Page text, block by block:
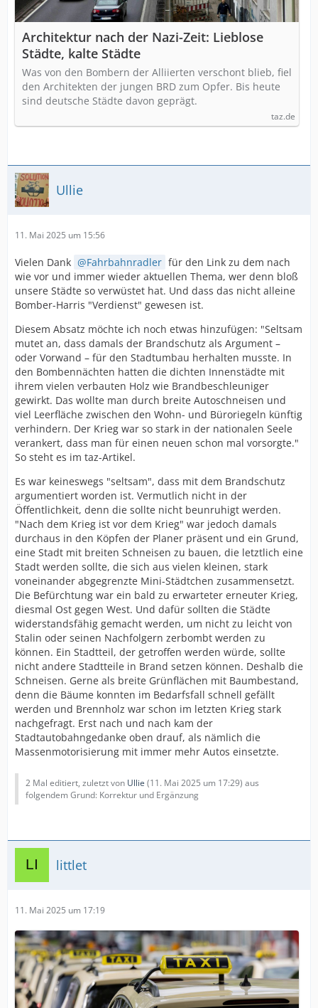
Architektur nach der Nazi-Zeit: Lieblose
Städte, kalte Städte
Was von den Bombern der Alliierten verschont blieb, fiel
den Architekten der jungen BRD zum Opfer. Bis heute
sind deutsche Städte davon geprägt.
taz.de
Ullie
11. Mai 2025 um 15:56
Vielen Dank Fahrbahnradler für den Link zu dem nach
wie vor und immer wieder aktuellen Thema, wer denn bloß
unsere Städte so verwüstet hat. Und dass das nicht alleine
Bomber-Harris "Verdienst" gewesen ist.
Diesem Absatz möchte ich noch etwas hinzufügen: "Seltsam
mutet an, dass damals der Brandschutz als Argument –
oder Vorwand – für den Stadtumbau herhalten musste. In
den Bombennächten hatten die dichten Innenstädte mit
ihrem vielen verbauten Holz wie Brandbeschleuniger
gewirkt. Das wollte man durch breite Autoschneisen und
viel Leerfläche zwischen den Wohn- und Büroriegeln künftig
verhindern. Der Krieg war so stark in der nationalen Seele
verankert, dass man für einen neuen schon mal vorsorgte."
So steht es im taz-Artikel.
Es war keineswegs "seltsam", dass mit dem Brandschutz
argumentiert worden ist. Vermutlich nicht in der
Öffentlichkeit, denn die sollte nicht beunruhigt werden.
"Nach dem Krieg ist vor dem Krieg" war jedoch damals
durchaus in den Köpfen der Planer präsent und ein Grund,
eine Stadt mit breiten Schneisen zu bauen, die letztlich eine
Stadt werden sollte, die sich aus vielen kleinen, stark
voneinander abgegrenzte Mini-Städtchen zusammensetzt.
Die Befürchtung war ein bald zu erwarteter erneuter Krieg,
diesmal Ost gegen West. Und dafür sollten die Städte
widerstandsfähig gemacht werden, um nicht zu leicht von
Stalin oder seinen Nachfolgern zerbombt werden zu
können. Ein Stadtteil, der getroffen werden würde, sollte
nicht andere Stadtteile in Brand setzen können. Deshalb die
Schneisen. Gerne als breite Grünflächen mit Baumbestand,
denn die Bäume konnten im Bedarfsfall schnell gefällt
werden und Brennholz war schon im letzten Krieg stark
nachgefragt. Erst nach und nach kam der
Stadtautobahngedanke oben drauf, als nämlich die
Massenmotorisierung mit immer mehr Autos einsetzte.
2 Mal editiert, zuletzt von Ullie (11. Mai 2025 um 17:29) aus
folgendem Grund: Korrektur und Ergänzung
littlet
11. Mai 2025 um 17:19